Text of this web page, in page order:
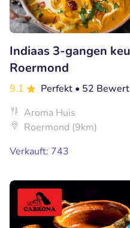
Indiaas 3-gangen
Roermond
9.1 Perfekt • 52
Aroma Huis
Roermond (9km)
Verkauft: 743